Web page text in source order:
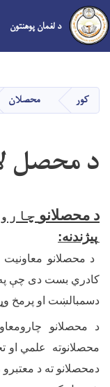
د لغمان پوهنتون
کور محصلان
د محصل
د محصلانو چارو
پيژندنه:
د محصلانو
کادري بست دی چې په
دسمبالښت او پرمخ
د محصلانو
محصلانوته علمي او
دمحصلانو ته د